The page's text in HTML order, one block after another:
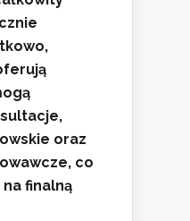
oraz
co
na finalną